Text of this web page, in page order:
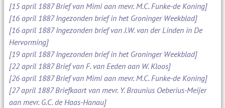
[15 april 1887 Brief van Mimi aan mevr. M.C. Funke-de Koning]
[16 april 1887 Ingezonden brief in het Groninger Weekblad]
[16 april 1887 Ingezonden brief van J.W. van der Linden in De
Hervorming]
[19 april 1887 Ingezonden brief in het Groninger Weekblad]
[22 april 1887 Brief van F. van Eeden aan W. Kloos]
[26 april 1887 Brief van Mimi aan mevr. M.C. Funke-de Koning]
[27 april 1887 Briefkaart van mevr. Y. Braunius Oeberius-Meijer
aan mevr. G.C. de Haas-Hanau]